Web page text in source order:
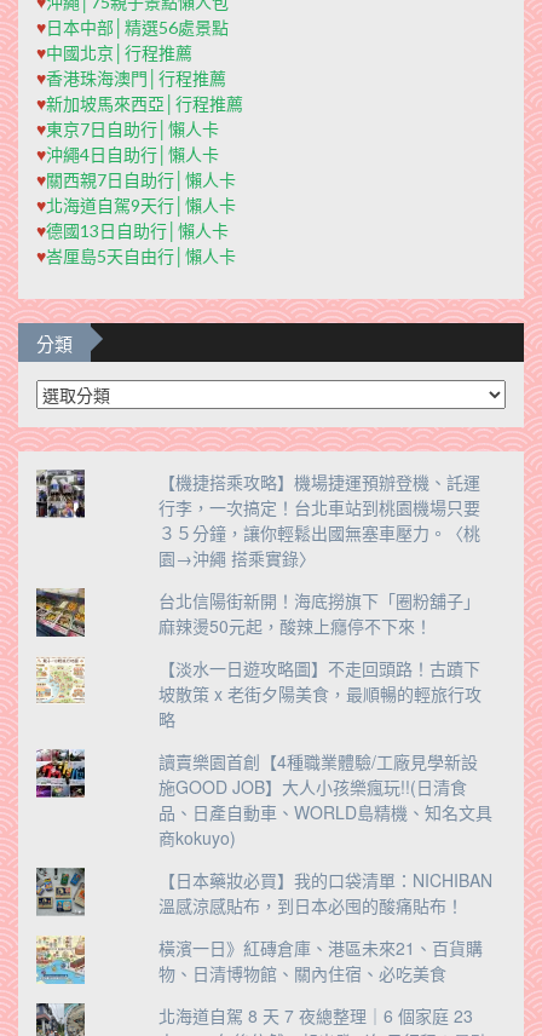
♥日本中部│精選56處景點
♥中國北京│行程推薦
♥香港珠海澳門│行程推薦
♥新加坡馬來西亞│行程推薦
♥東京7日自助行│懶人卡
♥沖繩4日自助行│懶人卡
♥關西親7日自助行│懶人卡
♥北海道自駕9天行│懶人卡
♥德國13日自助行│懶人卡
♥峇厘島5天自由行│懶人卡
分類
分
類
【機捷搭乘攻略】機場捷運預辦登機、託運
行李，一次搞定！台北車站到桃園機場只要
３５分鐘，讓你輕鬆出國無塞車壓力。〈桃
園→沖繩 搭乘實錄〉
台北信陽街新開！海底撈旗下「圈粉舖子」
麻辣燙50元起，酸辣上癮停不下來！
【淡水一日遊攻略圖】不走回頭路！古蹟下
坡散策 x 老街夕陽美食，最順暢的輕旅行攻
略
讀賣樂園首創【4種職業體驗/工廠見學新設
施GOOD JOB】大人小孩樂瘋玩!!(日清食
品、日產自動車、WORLD島精機、知名文具
商kokuyo)
【日本藥妝必買】我的口袋清單：NICHIBAN
溫感涼感貼布，到日本必囤的酸痛貼布！
橫濱一日》紅磚倉庫、港區未來21、百貨購
物、日清博物館、關內住宿、必吃美食
北海道自駕 8 天 7 夜總整理｜6 個家庭 23